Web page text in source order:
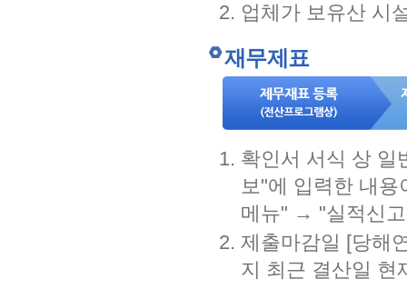
업체가 보유산 시
재무제표
확인서 서식 상 일
보"에 입력한 내용
메뉴" → "실적신
제출마감일 [당해
지 최근 결산일 현